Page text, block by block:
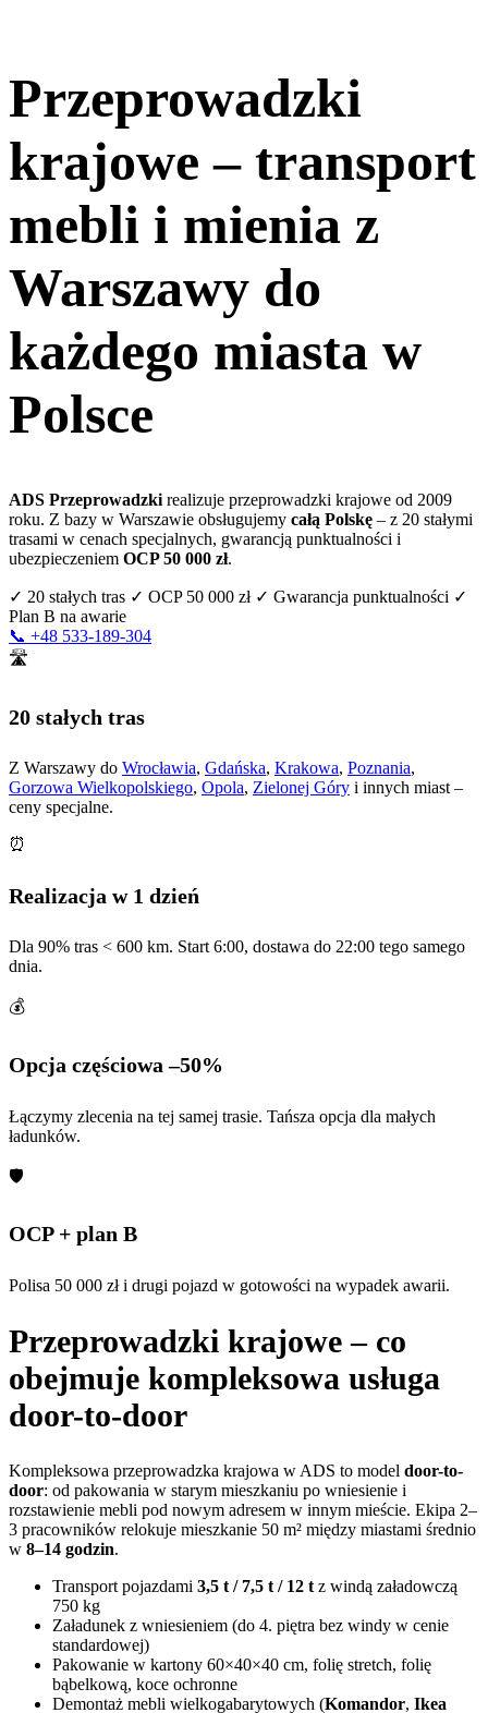
Przeprowadzki
krajowe – transport
mebli i mienia z
Warszawy do
każdego miasta w
Polsce
ADS Przeprowadzki realizuje przeprowadzki krajowe od 2009
roku. Z bazy w Warszawie obsługujemy całą Polskę – z 20 stałymi
trasami w cenach specjalnych, gwarancją punktualności i
ubezpieczeniem OCP 50 000 zł.
✓ 20 stałych tras ✓ OCP 50 000 zł ✓ Gwarancja punktualności ✓
Plan B na awarie
📞 +48 533-189-304
🛣️
20 stałych tras
Z Warszawy do Wrocławia, Gdańska, Krakowa, Poznania,
Gorzowa Wielkopolskiego, Opola, Zielonej Góry i innych miast –
ceny specjalne.
⏰
Realizacja w 1 dzień
Dla 90% tras < 600 km. Start 6:00, dostawa do 22:00 tego samego
dnia.
💰
Opcja częściowa –50%
Łączymy zlecenia na tej samej trasie. Tańsza opcja dla małych
ładunków.
🛡️
OCP + plan B
Polisa 50 000 zł i drugi pojazd w gotowości na wypadek awarii.
Przeprowadzki krajowe – co
obejmuje kompleksowa usługa
door-to-door
Kompleksowa przeprowadzka krajowa w ADS to model door-to-
door: od pakowania w starym mieszkaniu po wniesienie i
rozstawienie mebli pod nowym adresem w innym mieście. Ekipa 2–
3 pracowników relokuje mieszkanie 50 m² między miastami średnio
w 8–14 godzin.
Transport pojazdami 3,5 t / 7,5 t / 12 t z windą załadowczą
750 kg
Załadunek z wniesieniem (do 4. piętra bez windy w cenie
standardowej)
Pakowanie w kartony 60×40×40 cm, folię stretch, folię
bąbelkową, koce ochronne
Demontaż mebli wielkogabarytowych (Komandor, Ikea